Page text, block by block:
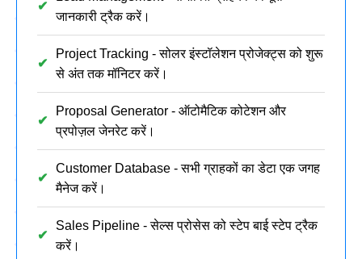
जानकारी ट्रैक करें।
Project Tracking - सोलर इंस्टॉलेशन प्रोजेक्ट्स को शुरू
से अंत तक मॉनिटर करें।
Proposal Generator - ऑटोमैटिक कोटेशन और
प्रपोज़ल जेनरेट करें।
Customer Database - सभी ग्राहकों का डेटा एक जगह
मैनेज करें।
Sales Pipeline - सेल्स प्रोसेस को स्टेप बाई स्टेप ट्रैक
करें।